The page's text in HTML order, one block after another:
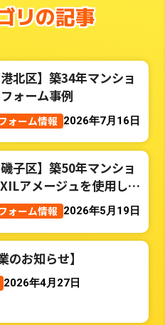
リの記事
港北区】築34年マンショ
ォーム事例
ォーム情報 2026年7月16日
磯子区】築50年マンショ
アメージュを使用した
ォーム事例
ォーム情報 2026年5月19日
のお知らせ】
2026年4月27日